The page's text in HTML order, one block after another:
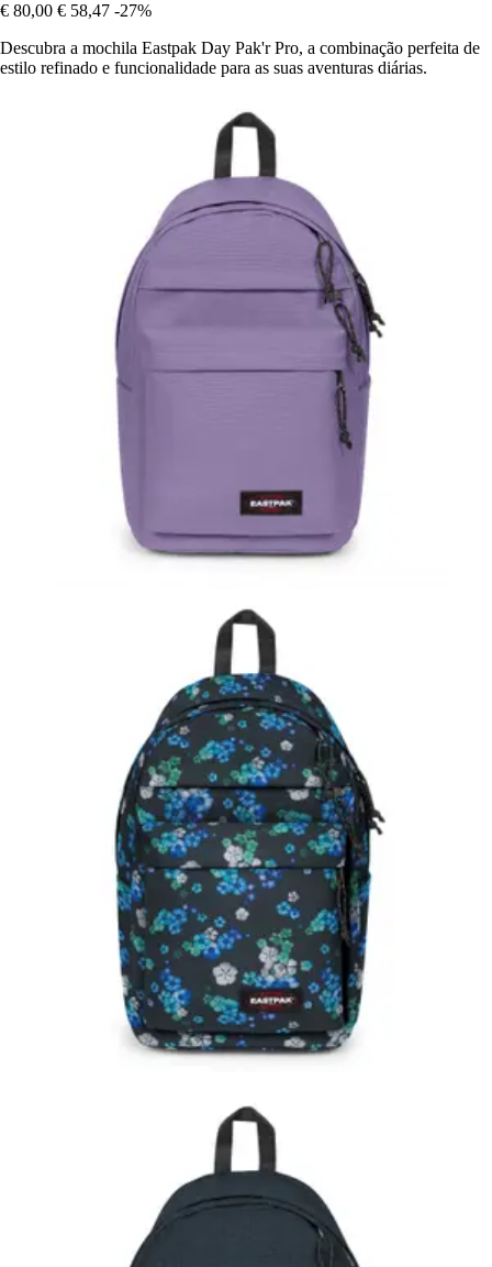
€ 80,00 € 58,47 -27%
Descubra a mochila Eastpak Day Pak'r Pro, a combinação perfeita de
estilo refinado e funcionalidade para as suas aventuras diárias.